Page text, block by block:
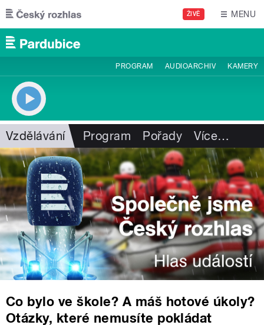
Přejít k hlavnímu obsahu
ŽIVĚ MENU
PROGRAM AUDIOARCHIV KAMERY
Vzdělávání Program Pořady Více…
Co bylo ve škole? A máš hotové úkoly?
Otázky, které nemusíte pokládat